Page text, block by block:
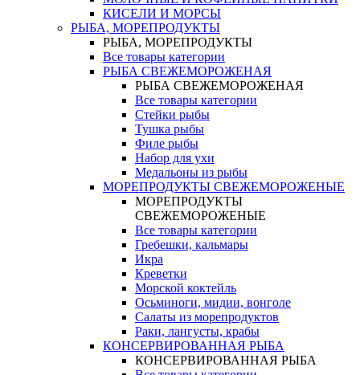
КИСЕЛИ И МОРСЫ
РЫБА, МОРЕПРОДУКТЫ
РЫБА, МОРЕПРОДУКТЫ
Все товары категории
РЫБА СВЕЖЕМОРОЖЕНАЯ
РЫБА СВЕЖЕМОРОЖЕНАЯ
Все товары категории
Стейки рыбы
Тушка рыбы
Филе рыбы
Набор для ухи
Медальоны из рыбы
МОРЕПРОДУКТЫ СВЕЖЕМОРОЖЕНЫЕ
МОРЕПРОДУКТЫ
СВЕЖЕМОРОЖЕНЫЕ
Все товары категории
Гребешки, кальмары
Икра
Креветки
Морской коктейль
Осьминоги, мидии, вонголе
Салаты из морепродуктов
Раки, лангусты, крабы
КОНСЕРВИРОВАННАЯ РЫБА
КОНСЕРВИРОВАННАЯ РЫБА